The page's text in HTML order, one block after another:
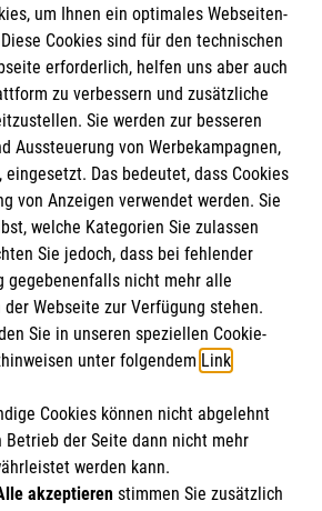
0193 0101 5150 10
uns
um Ihnen ein optimales Webseiten-
Cookies sind für den technischen
erforderlich, helfen uns aber auch
zu verbessern und zusätzliche
Sie werden zur besseren
Aussteuerung von Werbekampagnen,
eingesetzt. Das bedeutet, dass Cookies
von Anzeigen verwendet werden. Sie
welche Kategorien Sie zulassen
Sie jedoch, dass bei fehlender
gegebenenfalls nicht mehr alle
Webseite zur Verfügung stehen.
Sie in unseren speziellen Cookie-
unter folgendem Link.
Cookies können nicht abgelehnt
Betrieb der Seite dann nicht mehr
werden kann.
akzeptierenstimmen Sie zusätzlich